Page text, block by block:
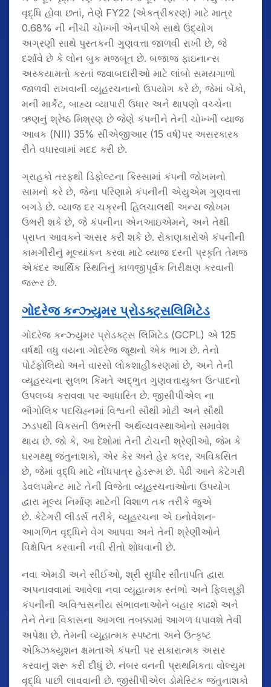
વૃદ્ધિ હોવા છતાં, તેણે FY22 (એકત્રીકરણ) માટે માત્ર
0.68% ની નીચી ચોખ્ખી એનપીએ સાથે ઉદ્યોગ
અગ્રણી સાથે પુસ્તકની ગુણવત્તા જાળવી રાખી છે, જે
દર્શાવે છે કે લોન બુક મજબૂત છે. બજાજ ફાઇનાન્સ
અસ્કયામતો કરતાં જવાબદારીઓ માટે લાંબો સમયગાળો
જાળવી રાખવાની વ્યૂહરચનાનો ઉપયોગ કરે છે, જેમાં બેંકો,
મની માર્કેટ, બાહ્ય વ્યાપારી ઉધાર અને થાપણો વચ્ચેના
ઋણનું શ્રેષ્ઠ મિશ્રણ છે જેણે કંપનીને તેની ચોખ્ખી વ્યાજ
આવક (NII) 35% સીએજીઆર (15 વર્ષ)પર અસરકારક
રીતે વધારવામાં મદદ કરી છે.
ગ્રાહકો તરફથી ડિફોલ્ટના કિસ્સામાં કંપની જોખમનો
સામનો કરે છે, જેના પરિણામે કંપનીની એયુએમ ગુણવત્તા
બગડે છે. વ્યાજ દર ચક્રની હિલચાલથી અન્ય જોખમ
ઉભરી શકે છે, જે કંપનીના એનઆઇએમને, અને તેથી
પ્રાપ્ત આવકને અસર કરી શકે છે. રોકાણકારોએ કંપનીની
કામગીરીનું મૂલ્યાંકન કરવા માટે વ્યાજ દરની પ્રકૃતિ તેમજ
એકંદર આર્થિક સ્થિતિનું કાળજીપૂર્વક નિરીક્ષણ કરવાની
જરૂર છે.
ગોદરેજ કન્ઝ્યુમર પ્રોડક્ટ્સલિમિટેડ
ગોદરેજ કન્ઝ્યુમર પ્રોડક્ટ્સ લિમિટેડ (GCPL) એ 125
વર્ષથી વધુ વયના ગોદરેજ જૂથનો એક ભાગ છે. તેનો
પોર્ટફોલિયો અને વારસો લોકશાહીકરણમાં છે, અને તેની
વ્યૂહરચના સુલભ કિંમતે અદ્ભુત ગુણવત્તાયુક્ત ઉત્પાદનો
ઉપલબ્ધ કરાવવા પર આધારિત છે. જીસીપીએલ ના
ભૌગોલિક પદચિહ્નમાં વિશ્વની સૌથી મોટી અને સૌથી
ઝડપથી વિકસતી ઉભરતી અર્થવ્યવસ્થાઓનો સમાવેશ
થાય છે. જો કે, આ દેશોમાં તેની ટોચની શ્રેણીઓ, જેમ કે
ઘરગથ્થુ જંતુનાશકો, એર કેર અને હેર કલર, અવિકસિત
છે, જેમાં વૃદ્ધિ માટે નોંધપાત્ર હેડરૂમ છે. પેઢી આને કેટેગરી
ડેવલપમેન્ટ માટે તેની વિજેતા વ્યૂહરચનાઓના ઉપયોગ
દ્વારા મૂલ્ય નિર્માણ માટેની વિશાળ તક તરીકે જુએ
છે. કેટેગરી લીડર્સ તરીકે, વ્યૂહરચના એ ઇનોવેશન-
આગળિત વૃદ્ધિને વેગ આપવા અને તેની શ્રેણીઓને
વિક્ષેપિત કરવાની નવી રીતો શોધવાની છે.
નવા એમડી અને સીઈઓ, શ્રી સુધીર સીતાપતિ દ્વારા
અપનાવવામાં આવેલા નવા વ્યૂહાત્મક સ્તંભો અને ફિલસૂફી
કંપનીની અવિશ્વસનીય સંભાવનાઓને બહાર કાઢશે અને
તેને તેના વિકાસના આગલા તબક્કામાં આગળ ધપાવશે તેવી
અપેક્ષા છે. તેમની વ્યૂહાત્મક સ્પષ્ટતા અને ઉત્કૃષ્ટ
એક્ઝિક્યુશન ક્ષમતાએ કંપની પર સકારાત્મક અસર
કરવાનું શરૂ કરી દીધું છે. નંબર વનની પ્રાથમિકતા વોલ્યુમ
વૃદ્ધિ પાછી લાવવાની છે. જીસીપીએલ ડોમેસ્ટિક જંતુનાશકો